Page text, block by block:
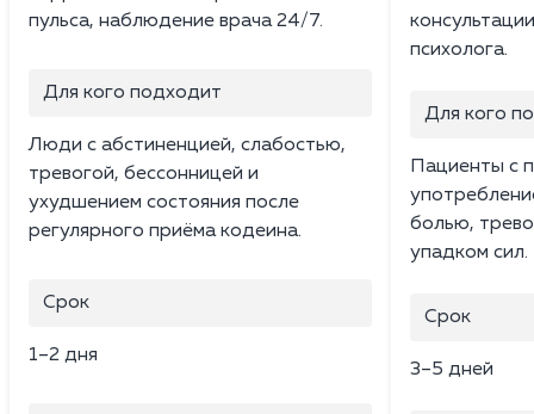
пульса, наблюдение врача 24/7.
Для кого подходит
Люди с абстиненцией, слабостью,
тревогой, бессонницей и
ухудшением состояния после
регулярного приёма кодеина.
Срок
1–2 дня
психолога.
Для кого
Пациенты с
болью,
упадком сил.
Срок
3–5 дней